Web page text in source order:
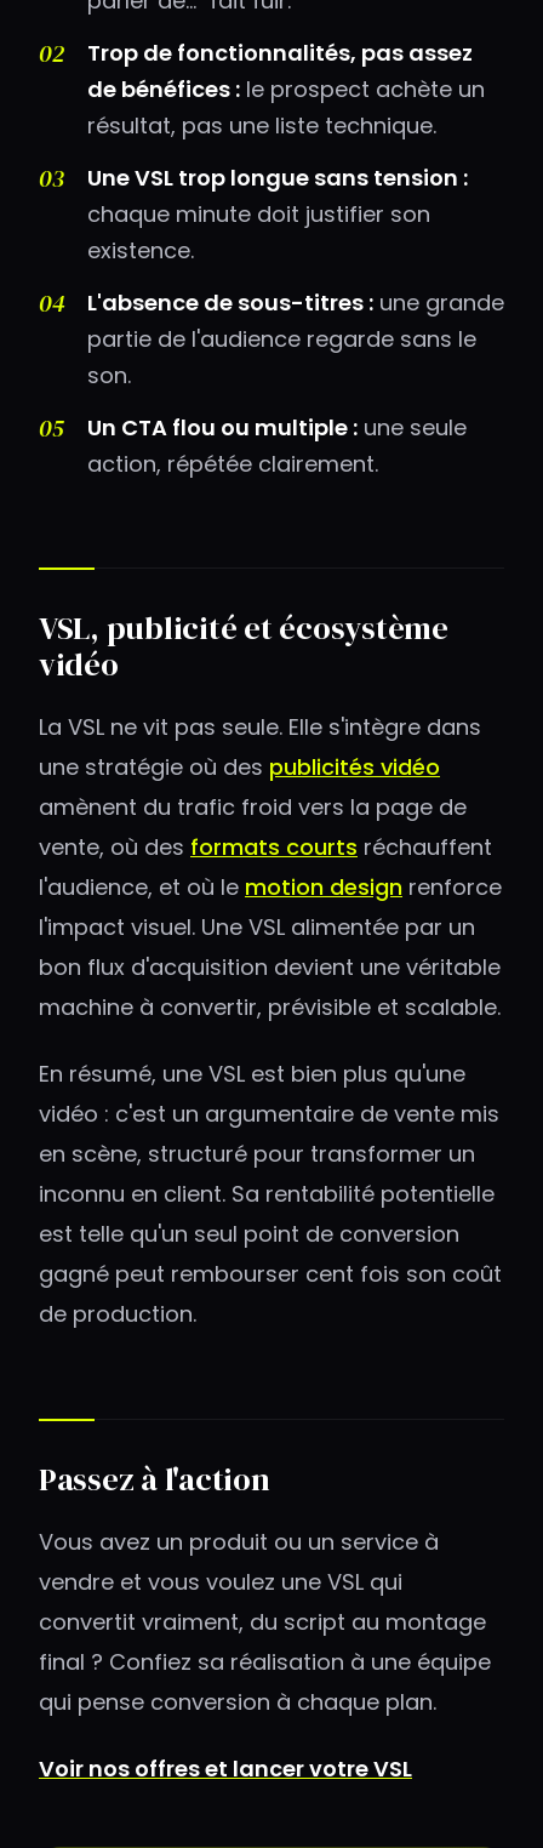
Trop de fonctionnalités, pas assez
de bénéfices : le prospect achète un
résultat, pas une liste technique.
Une VSL trop longue sans tension :
chaque minute doit justifier son
existence.
L'absence de sous-titres : une grande
partie de l'audience regarde sans le
son.
Un CTA flou ou multiple : une seule
action, répétée clairement.
VSL, publicité et écosystème
vidéo
La VSL ne vit pas seule. Elle s'intègre dans
une stratégie où des publicités vidéo
amènent du trafic froid vers la page de
vente, où des formats courts réchauffent
l'audience, et où le motion design renforce
l'impact visuel. Une VSL alimentée par un
bon flux d'acquisition devient une véritable
machine à convertir, prévisible et scalable.
En résumé, une VSL est bien plus qu'une
vidéo : c'est un argumentaire de vente mis
en scène, structuré pour transformer un
inconnu en client. Sa rentabilité potentielle
est telle qu'un seul point de conversion
gagné peut rembourser cent fois son coût
de production.
Passez à l'action
Vous avez un produit ou un service à
vendre et vous voulez une VSL qui
convertit vraiment, du script au montage
final ? Confiez sa réalisation à une équipe
qui pense conversion à chaque plan.
Voir nos offres et lancer votre VSL